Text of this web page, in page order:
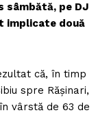
sâmbătă, pe DJ
implicate două
că, în timp
spre Răşinari,
vârstă de 63 de